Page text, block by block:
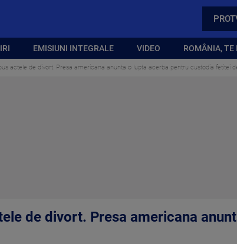
EMISIUNI INTEGRALE VIDEO ROMÂNIA, TE
actele de divort. Presa americana anunta o lupta acerba pentru custodia fetitei
de divort. Presa americana